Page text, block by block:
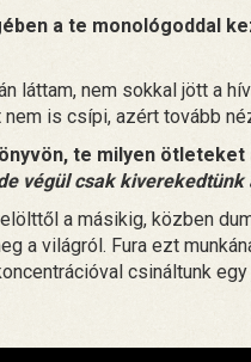
a te monológoddal
láttam, nem sokkal jött a
is csípi, azért tovább
te milyen ötleteket
végül csak kiverekedtünk
a másikig, közben
a világról. Fura ezt
csináltunk